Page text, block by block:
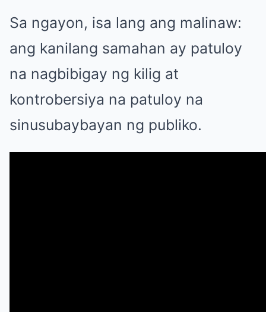
Sa ngayon, isa lang ang malinaw:
ang kanilang samahan ay patuloy
na nagbibigay ng kilig at
kontrobersiya na patuloy na
sinusubaybayan ng publiko.